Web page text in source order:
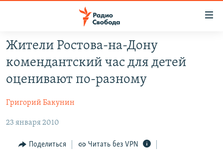
упрощенного
доступа
основному
Вернутся
главной
ПОДКАСТЫ
ЦИТАТЫ СВОБОДЫ
МНЕНИЯ
КУЛЬТУРА
Жители Ростова-на-Дону
комендантский час для детей
оценивают по-разному
Григорий Бакунин
23 января 2010
Поделиться Читать без VPN